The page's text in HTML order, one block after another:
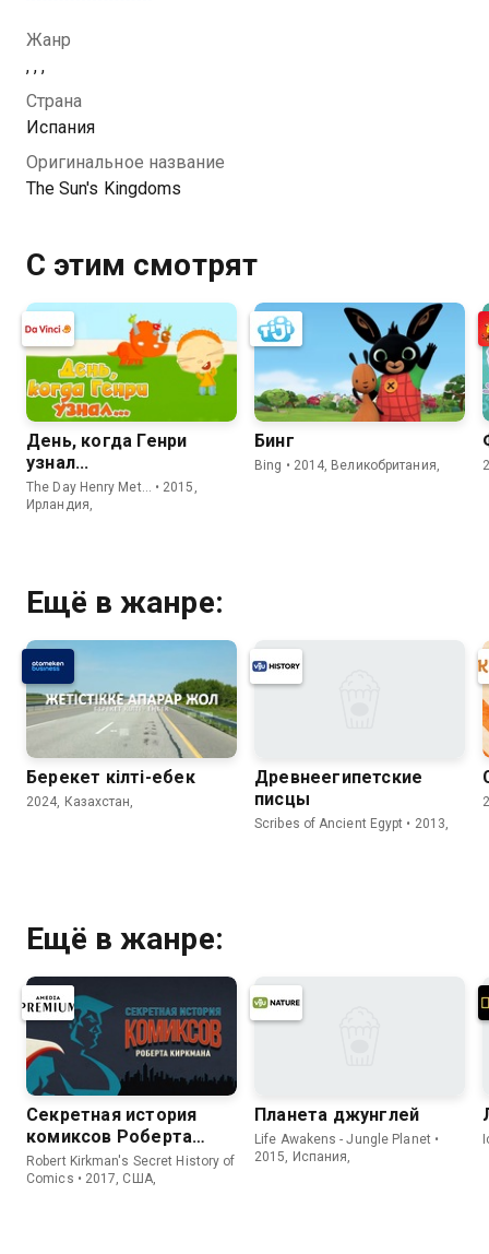
к меняющейся природе вокруг
Жанр
, , ,
Страна
Испания
Оригинальное название
The Sun's Kingdoms
С этим смотрят
День, когда Генри
узнал...
The Day Henry Met… • 2015,
Ирландия,
Бинг
Bing • 2014, Великобритания,
Ещё в жанре:
Берекет кілті-еңбек
2024, Казахстан,
Древнеегипетские
писцы
Scribes of Ancient Egypt • 2013,
Ещё в жанре:
Секретная история
комиксов Роберта
Киркмана
Robert Kirkman's Secret History of
Comics • 2017, США,
Планета джунглей
Life Awakens - Jungle Planet •
2015, Испания,